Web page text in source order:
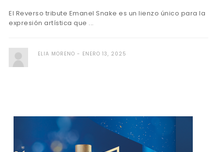
El Reverso tribute Emanel Snake es un lienzo único para la
expresión artística que ...
ELIA MORENO ENERO 13, 2025